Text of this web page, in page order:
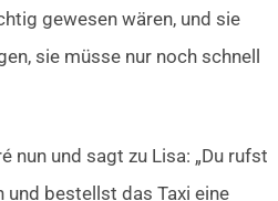
gewesen wären, und sie
sie müsse nur noch schnell
nun und sagt zu Lisa: „Du rufst
und bestellst das Taxi eine